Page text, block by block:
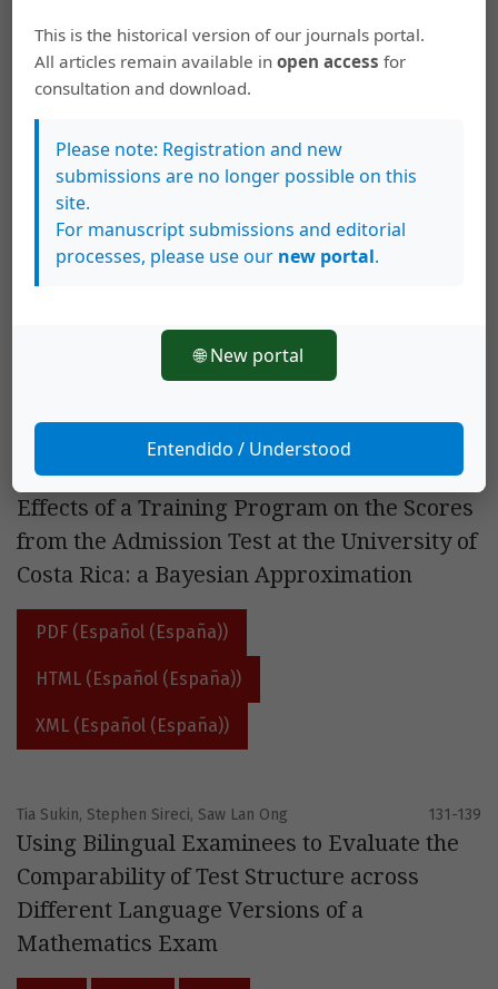
HTML (Español (España))
XML (Español (España))
Javier Suárez-Álvarez, Eduardo García-Cueto,
Bifactorial structure of Locus of Control
cross-culturally invariant across Spain,
Chile and United Kingdom
XML
Eiliana Montero Rojas, Guaner Rojas-Rojas,
Miguel Negrín-Hernández, Susan Francis-
Salazar
115-130
Effects of a Training Program on the Scores
from the Admission Test at the University of
Costa Rica: a Bayesian Approximation
PDF (Español (España))
HTML (Español (España))
XML (Español (España))
Tia Sukin, Stephen Sireci, Saw Lan Ong 131-139
Using Bilingual Examinees to Evaluate the
Comparability of Test Structure across
Different Language Versions of a
Mathematics Exam
This is the historical version of our journals portal.
All articles remain available inopen access for
consultation and download.
Please note: Registration and new
submissions are no longer possible on this
site.
For manuscript submissions and editorial
processes, please use our new portal.
🌐 New portal
Entendido / Understood